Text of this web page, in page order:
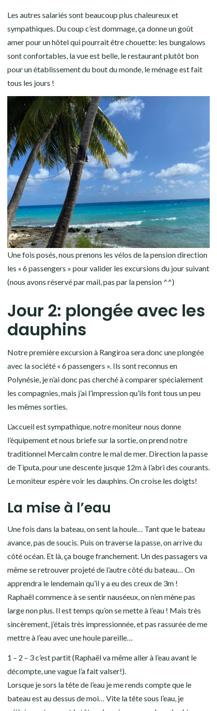
Les autres salariés sont beaucoup plus chaleureux et
sympathiques. Du coup c’est dommage, ça donne un goût
amer pour un hôtel qui pourrait être chouette: les bungalows
sont confortables, la vue est belle, le restaurant plutôt bon
pour un établissement du bout du monde, le ménage est fait
tous les jours !
Une fois posés, nous prenons les vélos de la pension direction
les « 6 passengers » pour valider les excursions du jour suivant
(nous avons réservé par mail, pas par la pension ^^)
Jour 2: plongée avec les
dauphins
Notre première excursion à Rangiroa sera donc une plongée
avec la société « 6 passengers ». Ils sont reconnus en
Polynésie, je n’ai donc pas cherché à comparer spécialement
les compagnies, mais j’ai l’impression qu’ils font tous un peu
les mêmes sorties.
L’accueil est sympathique, notre moniteur nous donne
l’équipement et nous briefe sur la sortie, on prend notre
traditionnel Mercalm contre le mal de mer. Direction la passe
de Tiputa, pour une descente jusque 12m à l’abri des courants.
Le moniteur espère voir les dauphins. On croise les doigts!
La mise à l’eau
Une fois dans la bateau, on sent la houle… Tant que le bateau
avance, pas de soucis. Puis on traverse la passe, on arrive du
côté océan. Et là, ça bouge franchement. Un des passagers va
même se retrouver projeté de l’autre côté du bateau… On
apprendra le lendemain qu’il y a eu des creux de 3m !
Raphaël commence à se sentir nauséeux, on n’en mène pas
large non plus. Il est temps qu’on se mette à l’eau ! Mais très
sincèrement, j’étais très impressionnée, et pas rassurée de me
mettre à l’eau avec une houle pareille…
1 – 2 – 3 c’est partit (Raphaël va même aller à l’eau avant le
décompte, une vague l’a fait valser!).
Lorsque je sors la tête de l’eau je me rends compte que le
bateau est au dessus de moi… Vite la tête sous l’eau, je